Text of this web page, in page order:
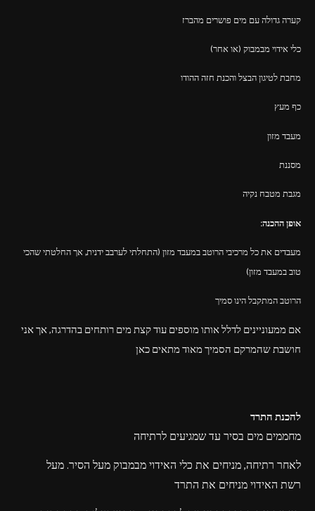
קערה גדולה עם מים פושרים מהברז
כלי אידוי מבמבוק (או אחר)
מחבת לטיגון הבצל והכנת חזה ההודו
כף מעץ
מעבד מזון
מסננת
מגבת מטבח נקיה
אופן ההכנה:
מעבדים את כל מרכיבי הרוטב במעבד מזון (התחלתי לערבב ידנית, אך החלטתי שהכי
טוב במעבד מזון)
הרוטב המתקבל הינו סמיך
אם ממעוניינים לדלל אותו מוספים עוד קצת מים רותחים בהדרגה, אך אני
חושבת שהמרקם הסמיך מאוד מתאים כאן
להכנת התרד
מחממים מים בסיר עד שמגיעים לרתיחה
לאחר רתיחה, מניחים את כלי האידוי מבמבוק מעל הסיר. מעל
רשת האידוי מניחים את התרד